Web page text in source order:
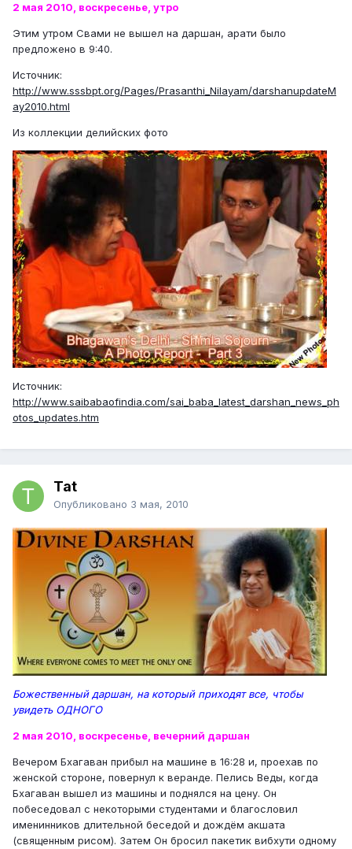
2 мая 2010, воскресенье, утро
Этим утром Свами не вышел на даршан, арати было
предложено в 9:40.
Источник:
http://www.sssbpt.org/Pages/Prasanthi_Nilayam/darshanupdateM
ay2010.html
Из коллекции делийских фото
Источник:
http://www.saibabaofindia.com/sai_baba_latest_darshan_news_ph
otos_updates.htm
Tat
Опубликовано 3 мая, 2010
Божественный даршан, на который приходят все, чтобы
увидеть ОДНОГО
2 мая 2010, воскресенье, вечерний даршан
Вечером Бхагаван прибыл на машине в 16:28 и, проехав по
женской стороне, повернул к веранде. Пелись Веды, когда
Бхагаван вышел из машины и поднялся на цену. Он
побеседовал с некоторыми студентами и благословил
именинников длительной беседой и дождём акшата
(священным рисом). Затем Он бросил пакетик вибхути одному